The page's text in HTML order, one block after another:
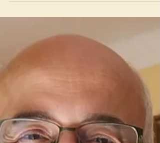
15 may 2025 1 min de lectura
OCSO
Baumgarten - afiliación
Madre Marie-Josée Stocker, abadesa de Notre-Dame
desde 2018, ha presentado su dimisión al...